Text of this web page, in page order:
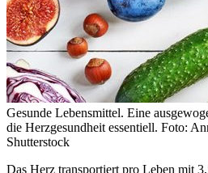
Gesunde Lebensmittel. Eine
die Herzgesundheit essentiell. Foto:
Shutterstock
Das Herz transportiert pro Leben mit